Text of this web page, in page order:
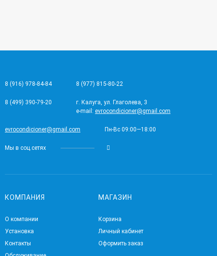
8 (916) 978-84-84 8 (977) 815-80-22
8 (499) 390-79-20
г. Калуга, ул. Глаголева, 3
e-mail: evrocondicioner@gmail.com
evrocondicioner@gmail.com Пн-Вс 09:00—18:00
Мы в соц.сетях
КОМПАНИЯ
О компании
Установка
Контакты
МАГАЗИН
Корзина
Личный кабинет
Оформить заказ